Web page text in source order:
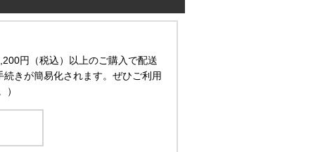
円（税込）以上のご購入で配送
きが簡易化されます。ぜひご利用